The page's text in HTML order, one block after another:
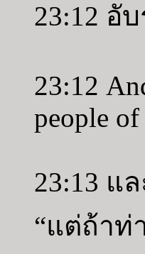
23:12 อั
23:12
people
23:13 แ
“แต่ถ้าท่